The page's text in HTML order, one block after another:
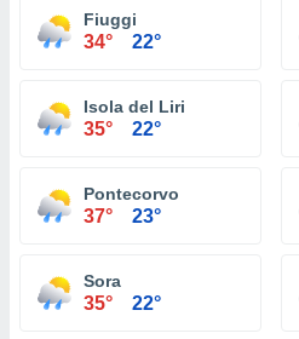
Fiuggi
34° 22°
Isola del Liri
35° 22°
Pontecorvo
37° 23°
Sora
35° 22°